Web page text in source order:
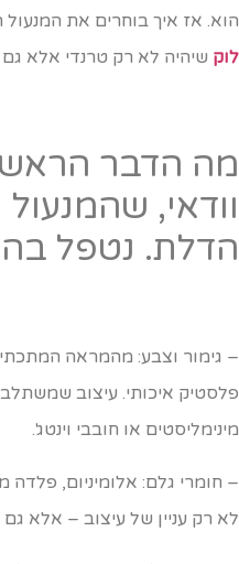
אז איך בוחרים את המנעול
שיהיה לא רק טרנדי אלא גם
הדבר
שהמנעול
נטפל
גימור וצבע: מהמראה המתכתי
איכותי. עיצוב
או חובבי וינטג'.
חומרי גלם: אלומיניום, פלדה
רק עניין של עיצוב – אלא גם